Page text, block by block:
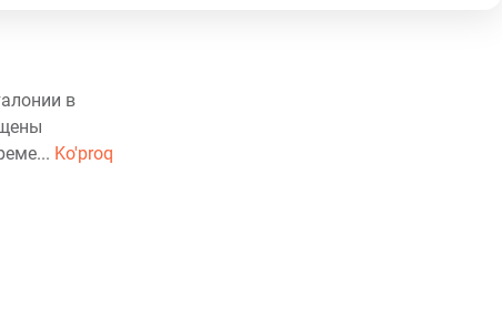
в
Ko'proq